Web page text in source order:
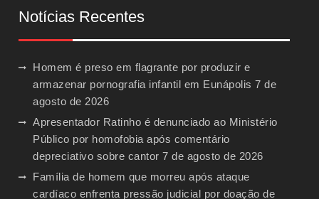
Notícias Recentes
Homem é preso em flagrante por produzir e
armazenar pornografia infantil em Eunápolis 7 de
agosto de 2026
Apresentador Ratinho é denunciado ao Ministério
Público por homofobia após comentário
depreciativo sobre cantor 7 de agosto de 2026
Família de homem que morreu após ataque
cardíaco enfrenta pressão judicial por doação de